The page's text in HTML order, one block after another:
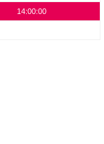
14:00:00